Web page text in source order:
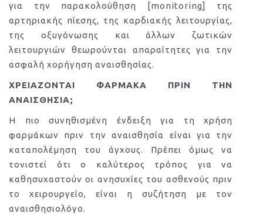
για την παρακολούθηση [monitoring] της
αρτηριακής πίεσης, της καρδιακής λειτουργίας,
της οξυγόνωσης και άλλων ζωτικών
λειτουργιών θεωρούνται απαραίτητες για την
ασφαλή χορήγηση αναισθησίας.
ΧΡΕΙΑΖΟΝΤΑΙ ΦΑΡΜΑΚΑ ΠΡΙΝ ΤΗΝ
ΑΝΑΙΣΘΗΣΙΑ;
Η πιο συνηθισμένη ένδειξη για τη χρήση
φαρμάκων πριν την αναισθησία είναι για την
καταπολέμηση του άγχους. Πρέπει όμως να
τονιστεί ότι ο καλύτερος τρόπος για να
καθησυχαστούν οι ανησυχίες του ασθενούς πριν
το χειρουργείο, είναι η συζήτηση με τον
αναισθησιολόγο.